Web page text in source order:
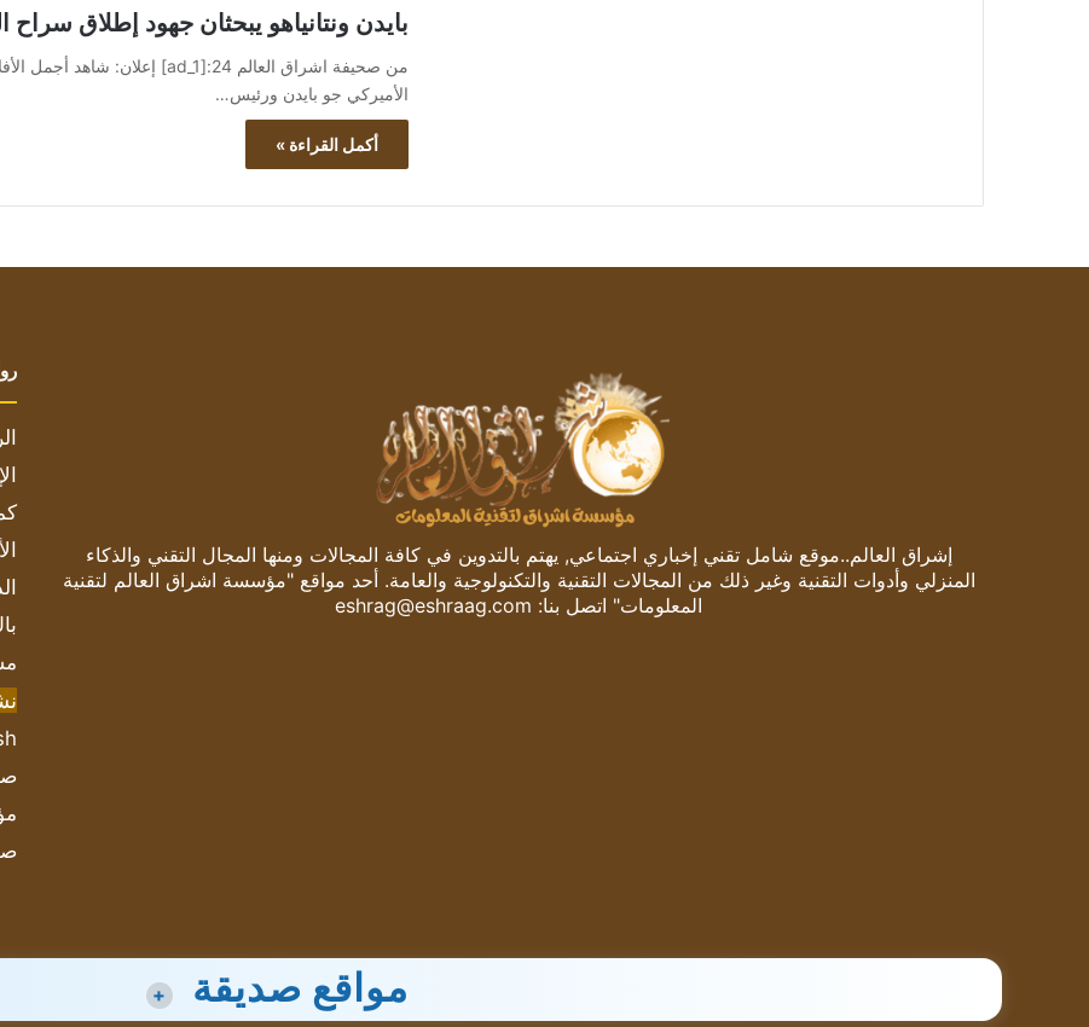
بايدن ونتانياهو يبحثان جهود إطلاق سراح
الأميركي جو بايدن ورئيس…
أكمل القراءة »
إشراق العالم..موقع شامل تقني إخباري اجتماعي, يهتم بالتدوين في كافة المجالات ومنها المجال التقني والذكاء
المنزلي وأدوات التقنية وغير ذلك من المجالات التقنية والتكنولوجية والعامة. أحد مواقع "مؤسسة اشراق العالم لتقنية
المعلومات" اتصل بنا: eshrag@eshraag.com
مواقع صديقة +